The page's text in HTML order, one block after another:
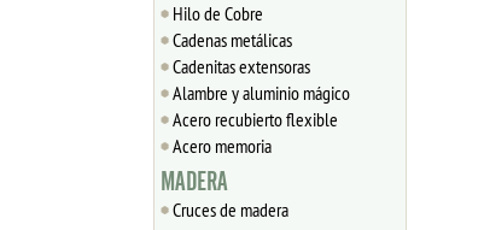
Hilo de Cobre
Cadenas metálicas
Cadenitas extensoras
Alambre y aluminio mágico
Acero recubierto flexible
Acero memoria
MADERA
Cruces de madera